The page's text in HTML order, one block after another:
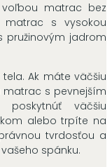
matrac bez
matrac s vysokou
pružinovým jadrom
Ak máte väčšiu
s pevnejším
poskytnúť väčšiu
alebo trpíte na
tvrdosťou a
spánku.